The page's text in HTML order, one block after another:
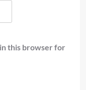
this browser for